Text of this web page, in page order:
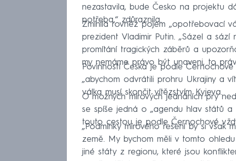
nezastavila, bude Česko na projektu
potřeba,“ zdůraznila.
Zmínila rovněž pojem „opotřebovací
prezident Vladimir Putin. „Sázel a
promítání tragických záběrů a
my nemáme právo být unaveni, to
Povinností Česka je podle
„abychom odvrátili prohru Ukrajiny a
válka musí skončit vítězstvím Kyjeva.
O možných mírových jednáních prý
se spíše jedná o „agendu hlav států a
touto cestou je podle Černochové
„Podmínky mírového řešení by si však
země. My bychom měli v tomto
jiné státy z regionu, které jsou